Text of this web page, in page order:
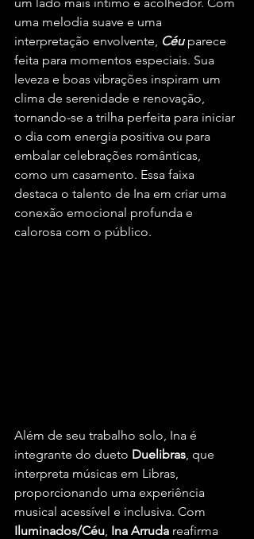
uma melodia suave e uma
interpretação envolvente, Céu parece
feita para momentos especiais. Sua
leveza e boas vibrações inspiram um
clima de serenidade e renovação,
tornando-se a trilha perfeita para iniciar
o dia com energia positiva ou para
embalar celebrações românticas,
como um casamento. Essa faixa
destaca o talento de Ina em criar uma
conexão emocional profunda e
calorosa com o público.
Além de seu trabalho solo, Ina é
integrante do dueto Duelibras , que
interpreta músicas em Libras,
proporcionando uma experiência
musical acessível e inclusiva. Com
Iluminados/Céu Ina Arruda reafirma